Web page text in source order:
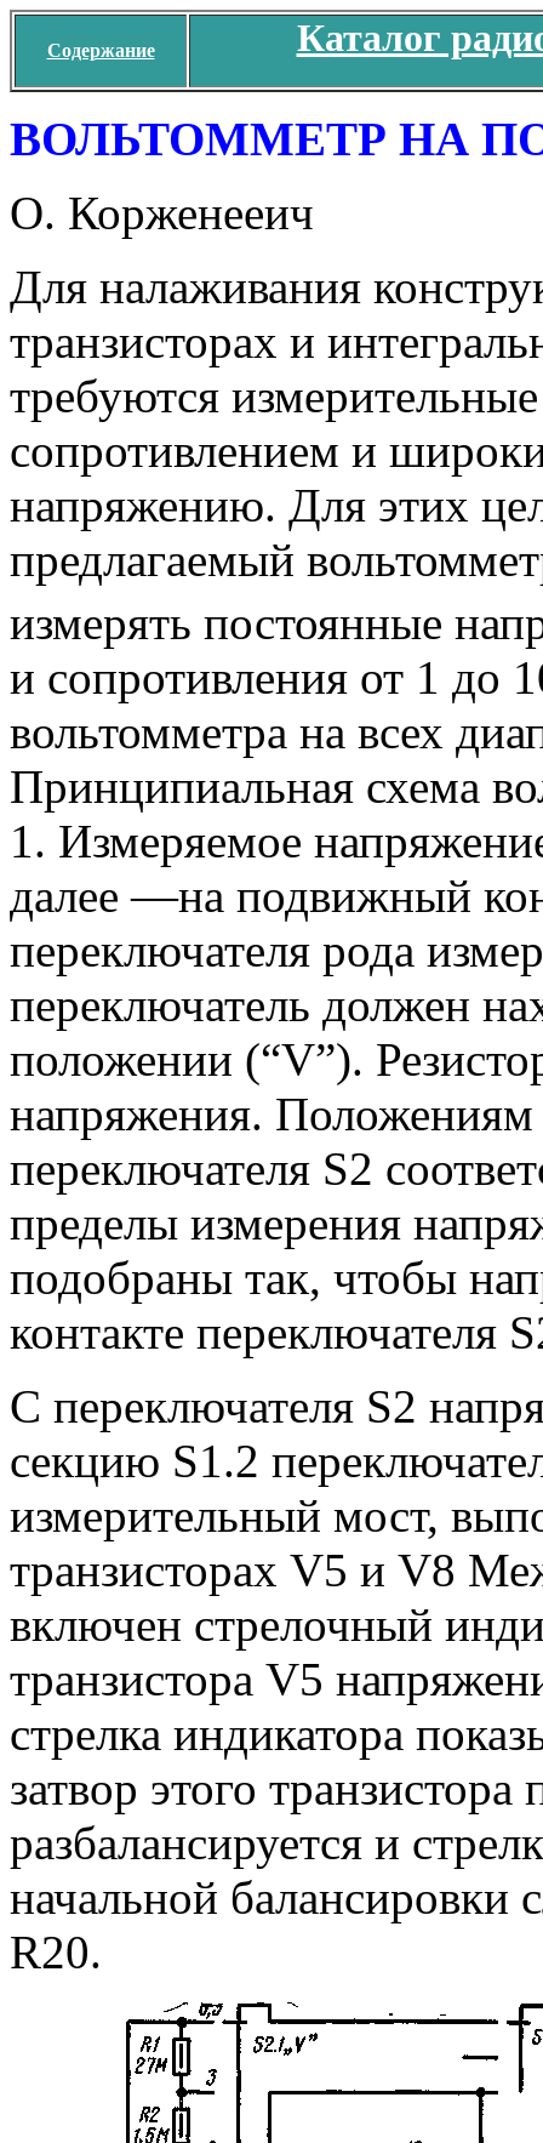
Содержание Каталог
ВОЛЬТОММЕТР НА
О. Корженееич
Для налаживания
транзисторах и
требуются
сопротивлением и
напряжению. Для этих
предлагаемый
измерять постоянные
и сопротивления от 1 до
вольтомметра на всех
Принципиальная схема
1. Измеряемое
далее —на подвижный
переключателя рода
переключатель должен
положении (“V”).
напряжения. Положениям
переключателя S2
пределы измерения
подобраны так, чтобы
контакте переключателя
С переключателя S2
секцию S1.2
измерительный мост,
транзисторах V5 и V8
включен стрелочный
транзистора V5
стрелка индикатора
затвор этого
разбалансируется и
начальной балансировки
R20.